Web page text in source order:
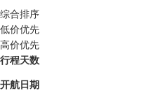
综合排序
低价优先
高价优先
行程天数
开航日期